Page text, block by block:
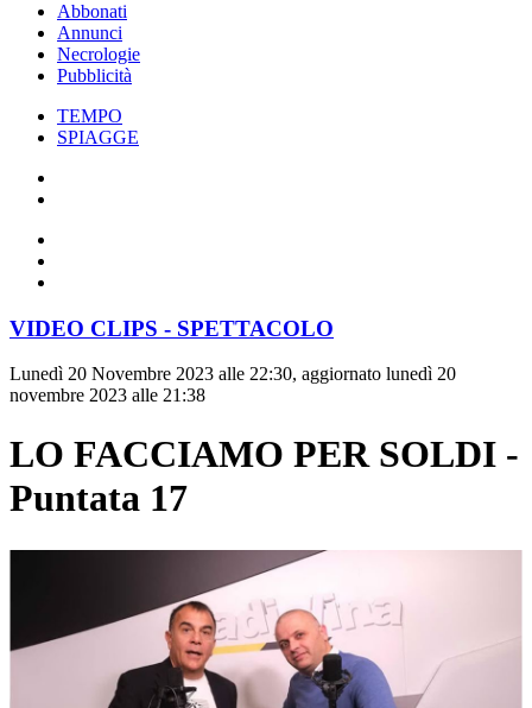
Abbonati
Annunci
Necrologie
Pubblicità
TEMPO
SPIAGGE
VIDEO CLIPS - SPETTACOLO
Lunedì 20 Novembre 2023 alle 22:30, aggiornato lunedì 20
novembre 2023 alle 21:38
LO FACCIAMO PER SOLDI -
Puntata 17